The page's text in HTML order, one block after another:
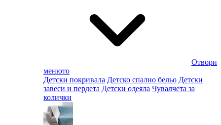
Отвори
менюто
Детски покривала Детско спално бельо Детски
завеси и пердета Детски одеяла Чувалчета за
колички